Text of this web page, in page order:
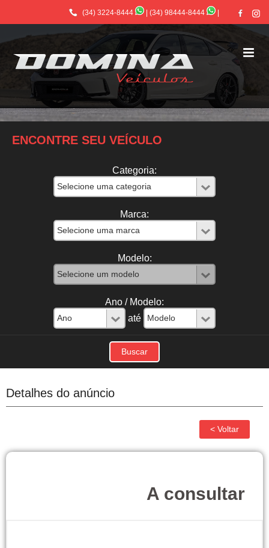
(34) 3224-8444 (34) 98444-8444
ENCONTRE SEU VEÍCULO
Categoria:
Marca:
Modelo:
Ano / Modelo:
até
Detalhes do anúncio
A consultar